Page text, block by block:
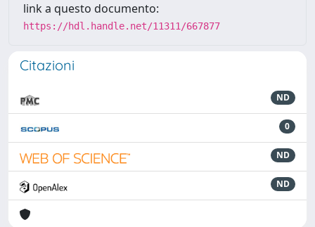
link a questo documento:
https://hdl.handle.net/11311/667877
Citazioni
ND
0
ND
ND